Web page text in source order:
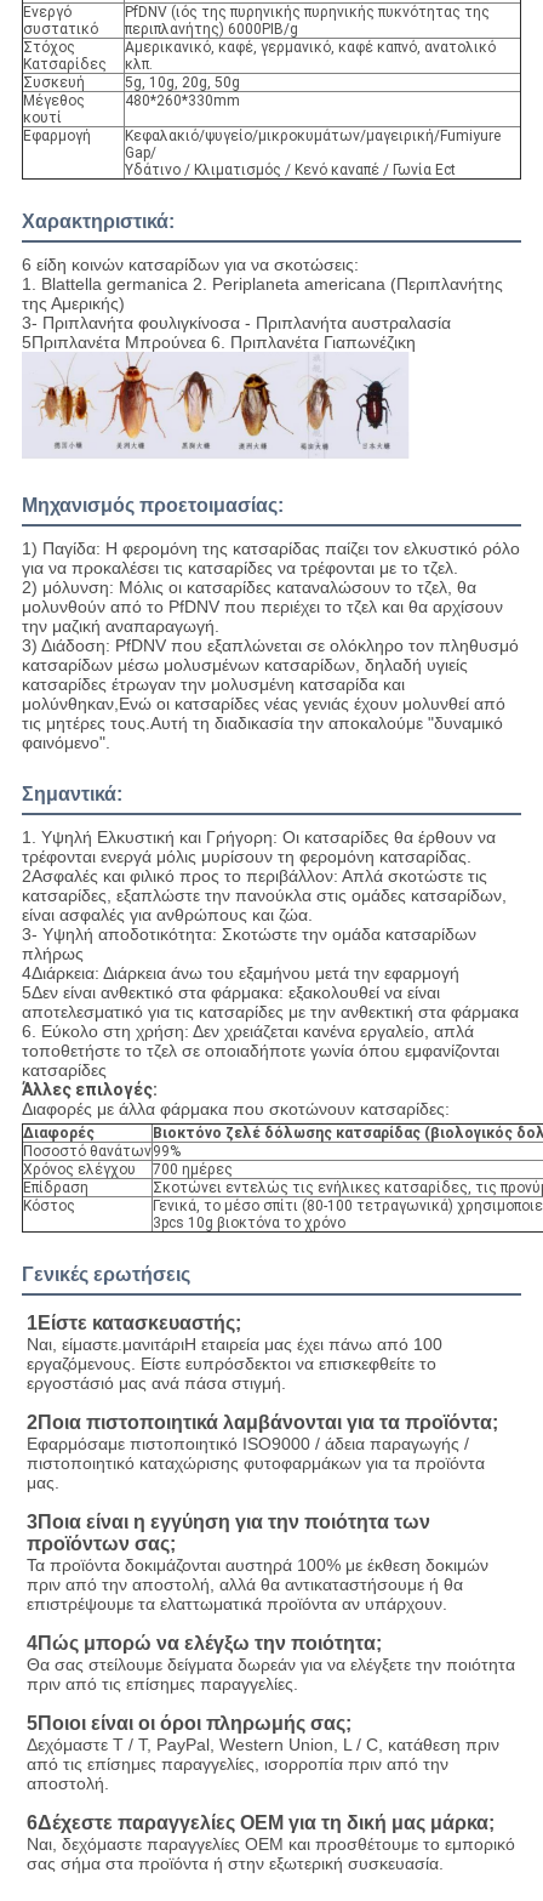
Ενεργό
συστατικό
PfDNV (ιός της πυρηνικής πυρηνικής πυκνότητας της
περιπλανήτης) 6000PIB/g
Στόχος
Κατσαρίδες
Αμερικανικό, καφέ, γερμανικό, καφέ καπνό, ανατολικό
κλπ.
Συσκευή
5g, 10g, 20g, 50g
Μέγεθος
κουτί
480*260*330mm
Εφαρμογή
Κεφαλακιό/ψυγείο/μικροκυμάτων/μαγειρική/Fumiyure
Gap/
Υδάτινο / Κλιματισμός / Κενό καναπέ / Γωνία Ect
Χαρακτηριστικά:
6 είδη κοινών κατσαρίδων για να σκοτώσεις:
1. Blattella germanica 2. Periplaneta americana (Περιπλανήτης
της Αμερικής)
3- Πριπλανήτα φουλιγκίνοσα - Πριπλανήτα αυστραλασία
5Πριπλανέτα Μπρούνεα 6. Πριπλανέτα Γιαπωνέζικη
Μηχανισμός προετοιμασίας:
1) Παγίδα: Η φερομόνη της κατσαρίδας παίζει τον ελκυστικό ρόλο
για να προκαλέσει τις κατσαρίδες να τρέφονται με το τζελ.
2) μόλυνση: Μόλις οι κατσαρίδες καταναλώσουν το τζελ, θα
μολυνθούν από το PfDNV που περιέχει το τζελ και θα αρχίσουν
την μαζική αναπαραγωγή.
3) Διάδοση: PfDNV που εξαπλώνεται σε ολόκληρο τον πληθυσμό
κατσαρίδων μέσω μολυσμένων κατσαρίδων, δηλαδή υγιείς
κατσαρίδες έτρωγαν την μολυσμένη κατσαρίδα και
μολύνθηκαν,Ενώ οι κατσαρίδες νέας γενιάς έχουν μολυνθεί από
τις μητέρες τους.Αυτή τη διαδικασία την αποκαλούμε "δυναμικό
φαινόμενο".
Σημαντικά:
1. Υψηλή Ελκυστική και Γρήγορη: Οι κατσαρίδες θα έρθουν να
τρέφονται ενεργά μόλις μυρίσουν τη φερομόνη κατσαρίδας.
2Ασφαλές και φιλικό προς το περιβάλλον: Απλά σκοτώστε τις
κατσαρίδες, εξαπλώστε την πανούκλα στις ομάδες κατσαρίδων,
είναι ασφαλές για ανθρώπους και ζώα.
3- Υψηλή αποδοτικότητα: Σκοτώστε την ομάδα κατσαρίδων
πλήρως
4Διάρκεια: Διάρκεια άνω του εξαμήνου μετά την εφαρμογή
5Δεν είναι ανθεκτικό στα φάρμακα: εξακολουθεί να είναι
αποτελεσματικό για τις κατσαρίδες με την ανθεκτική στα φάρμακα
6. Εύκολο στη χρήση: Δεν χρειάζεται κανένα εργαλείο, απλά
τοποθετήστε το τζελ σε οποιαδήποτε γωνία όπου εμφανίζονται
κατσαρίδες
Άλλες επιλογές:
Διαφορές με άλλα φάρμακα που σκοτώνουν κατσαρίδες:
Διαφορές
Βιοκτόνο ζελέ δόλωσης κατσαρίδας (βιολογικός
Ποσοστό θανάτων99%
Χρόνος ελέγχου
700 ημέρες
Επίδραση
Σκοτώνει εντελώς τις ενήλικες κατσαρίδες, τις
Κόστος
Γενικά, το μέσο σπίτι (80-100 τετραγωνικά)
3pcs 10g βιοκτόνα το χρόνο
Γενικές ερωτήσεις
1Είστε κατασκευαστής;
Ναι, είμαστε. μανιτάριΗ εταιρεία μας έχει πάνω από 100
εργαζόμενους. Είστε ευπρόσδεκτοι να επισκεφθείτε το
εργοστάσιό μας ανά πάσα στιγμή.
2Ποια πιστοποιητικά λαμβάνονται για τα προϊόντα;
Εφαρμόσαμε πιστοποιητικό ISO9000 / άδεια παραγωγής /
πιστοποιητικό καταχώρισης φυτοφαρμάκων για τα προϊόντα
μας.
3Ποια είναι η εγγύηση για την ποιότητα των
προϊόντων σας;
Τα προϊόντα δοκιμάζονται αυστηρά 100% με έκθεση δοκιμών
πριν από την αποστολή, αλλά θα αντικαταστήσουμε ή θα
επιστρέψουμε τα ελαττωματικά προϊόντα αν υπάρχουν.
4Πώς μπορώ να ελέγξω την ποιότητα;
Θα σας στείλουμε δείγματα δωρεάν για να ελέγξετε την ποιότητα
πριν από τις επίσημες παραγγελίες.
5Ποιοι είναι οι όροι πληρωμής σας;
Δεχόμαστε T / T, PayPal, Western Union, L / C, κατάθεση πριν
από τις επίσημες παραγγελίες, ισορροπία πριν από την
αποστολή.
6Δέχεστε παραγγελίες OEM για τη δική μας μάρκα;
Ναι, δεχόμαστε παραγγελίες OEM και προσθέτουμε το εμπορικό
σας σήμα στα προϊόντα ή στην εξωτερική συσκευασία.